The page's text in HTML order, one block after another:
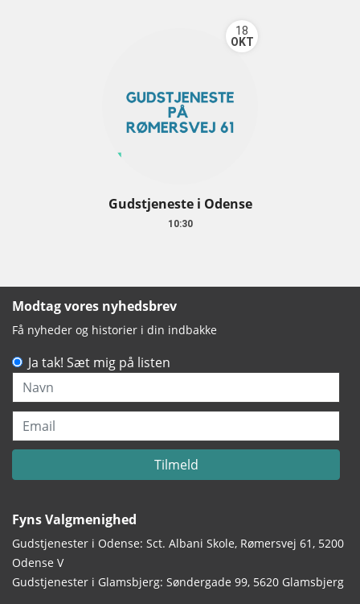
18
OKT
Gudstjeneste i Odense
10:30
Fyns Valgmenighed
Gudstjenester i Odense: Sct. Albani Skole, Rømersvej 61, 5200
Odense V
Gudstjenester i Glamsbjerg: Søndergade 99, 5620 Glamsbjerg
Modtag vores nyhedsbrev
Få nyheder og historier i din indbakke
Ja tak! Sæt mig på listen
Navn
Email
Tilmeld